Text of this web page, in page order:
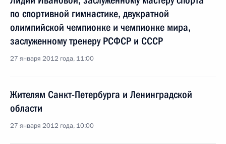
по спортивной гимнастике, двукратной
олимпийской чемпионке и чемпионке мира,
заслуженному тренеру РСФСР и СССР
27 января 2012 года, 11:00
Жителям Санкт-Петербурга и Ленинградской
области
27 января 2012 года, 10:00